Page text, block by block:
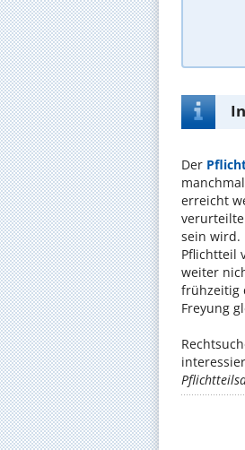
Der
erreicht
sein wird.
Pflichtteil
weiter
frühzeitig
Freyung